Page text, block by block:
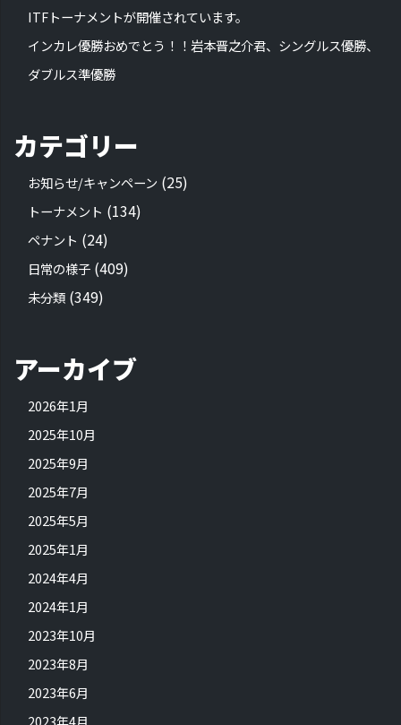
ITFトーナメントが開催されています。
インカレ優勝おめでとう！！岩本晋之介君、シングルス優勝、
ダブルス準優勝
カテゴリー
お知らせ/キャンペーン (25)
トーナメント (134)
ペナント (24)
日常の様子 (409)
未分類 (349)
アーカイブ
2026年1月
2025年10月
2025年9月
2025年7月
2025年5月
2025年1月
2024年4月
2024年1月
2023年10月
2023年8月
2023年6月
2023年4月